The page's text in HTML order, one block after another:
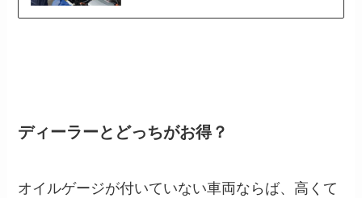
ディーラーとどっちがお得？
オイルゲージが付いていない車両ならば、高くて